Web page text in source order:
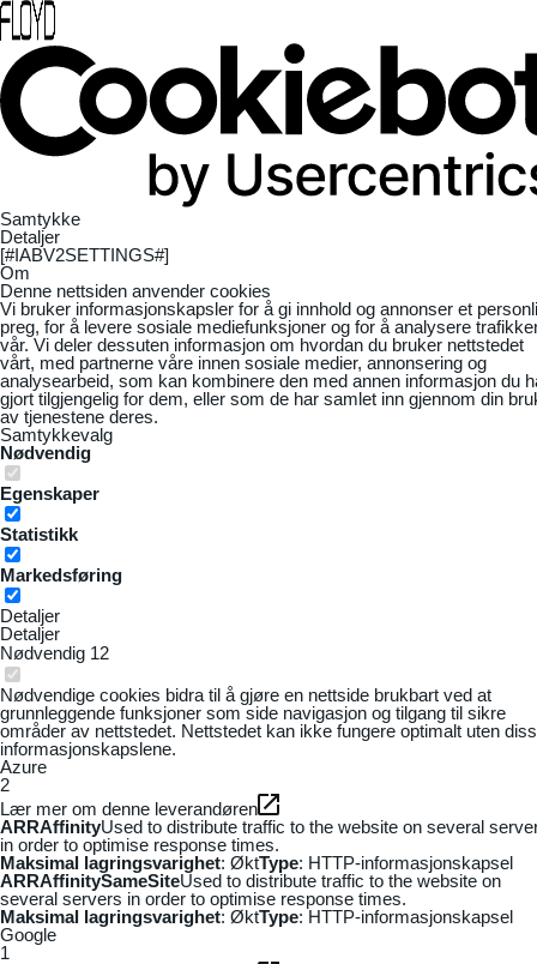
Samtykke
Detaljer
[#IABV2SETTINGS#]
Om
Denne nettsiden anvender cookies
Vi bruker informasjonskapsler for å gi innhold og annonser et
preg, for å levere sosiale mediefunksjoner og for å analysere
vår. Vi deler dessuten informasjon om hvordan du bruker nettstedet
vårt, med partnerne våre innen sosiale medier, annonsering og
analysearbeid, som kan kombinere den med annen informasjon du
gjort tilgjengelig for dem, eller som de har samlet inn gjennom din
av tjenestene deres.
Samtykkevalg
Nødvendig
Egenskaper
Statistikk
Markedsføring
Detaljer
Detaljer
Nødvendig 12
Nødvendige cookies bidra til å gjøre en nettside brukbart ved at
grunnleggende funksjoner som side navigasjon og tilgang til sikre
områder av nettstedet. Nettstedet kan ikke fungere optimalt uten
informasjonskapslene.
Azure
2
Lær mer om denne leverandøren
ARRAffinityUsed to distribute traffic to the website on several
in order to optimise response times.
Maksimal lagringsvarighet: ØktType: HTTP-informasjonskapsel
ARRAffinitySameSiteUsed to distribute traffic to the website on
several servers in order to optimise response times.
Maksimal lagringsvarighet: ØktType: HTTP-informasjonskapsel
Google
1